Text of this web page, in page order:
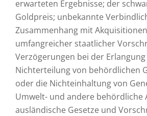
erwarteten Ergebnisse; der
Goldpreis; unbekannte
Zusammenhang mit
umfangreicher staatlicher
Verzögerungen bei der
Nichterteilung von behördlichen
oder die Nichteinhaltung von
Umwelt- und andere behördliche
ausländische Gesetze und